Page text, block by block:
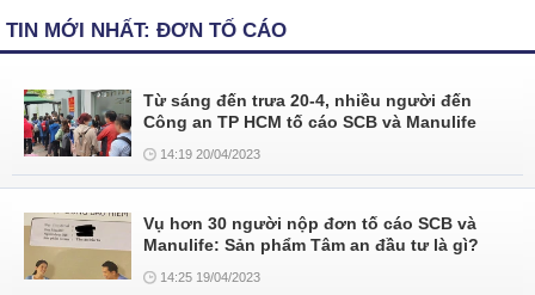
TIN MỚI NHẤT: ĐƠN TỐ CÁO
Từ sáng đến trưa 20-4, nhiều người đến
Công an TP HCM tố cáo SCB và Manulife
14:19 20/04/2023
Vụ hơn 30 người nộp đơn tố cáo SCB và
Manulife: Sản phẩm Tâm an đầu tư là gì?
14:25 19/04/2023